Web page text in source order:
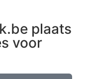
plaats
voor